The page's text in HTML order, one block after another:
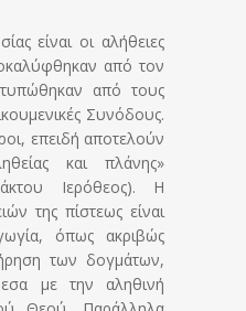
είναι οι αλήθειες
από τον
από τους
Συνόδους.
επειδή αποτελούν
και πλάνης»
Ιερόθεος). Η
της πίστεως είναι
όπως ακριβώς
των δογμάτων,
με την αληθινή